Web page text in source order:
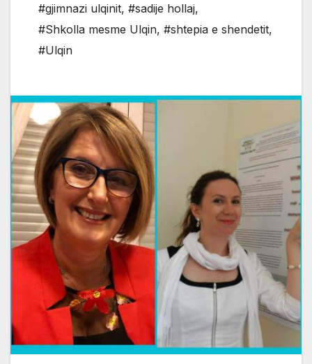
#gjimnazi ulqinit, #sadije hollaj,
#Shkolla mesme Ulqin, #shtepia e shendetit,
#Ulqin